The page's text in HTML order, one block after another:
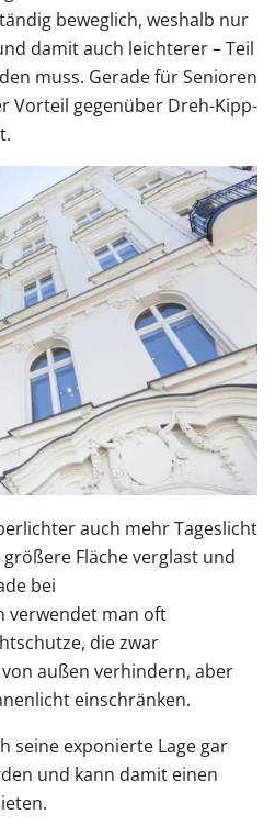
beweglich, weshalb nur
damit auch leichterer – Teil
muss. Gerade für Senioren
Vorteil gegenüber Dreh-Kipp-
auch mehr Tageslicht
Fläche verglast und
bei
verwendet man oft
die zwar
außen verhindern, aber
einschränken.
seine exponierte Lage gar
und kann damit einen